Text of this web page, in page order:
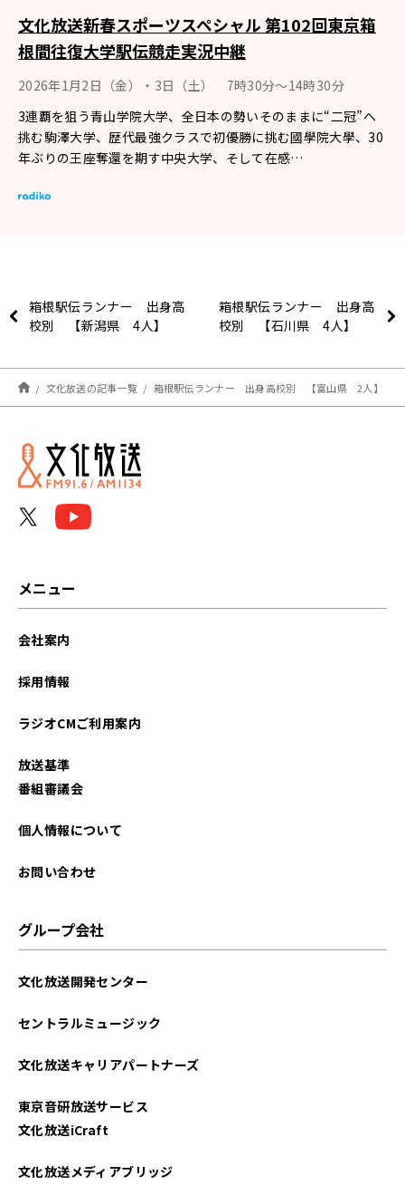
文化放送新春スポーツスペシャル 第102回東京箱
根間往復大学駅伝競走実況中継
2026年1月2日（金）・3日（土） 7時30分～14時30分
3連覇を狙う青山学院大学、全日本の勢いそのままに“二冠”へ
挑む駒澤大学、歴代最強クラスで初優勝に挑む國學院大學、30
年ぶりの王座奪還を期す中央大学、そして在感…
箱根駅伝ランナー 出身高
校別 【新潟県 4人】
箱根駅伝ランナー 出身高
校別 【石川県 4人】
文化放送の記事一覧 箱根駅伝ランナー 出身高校別 【富山県 2人】
メニュー
会社案内
採用情報
ラジオCMご利用案内
放送基準
番組審議会
個人情報について
お問い合わせ
グループ会社
文化放送開発センター
セントラルミュージック
文化放送キャリアパートナーズ
東京音研放送サービス
文化放送iCraft
文化放送メディアブリッジ